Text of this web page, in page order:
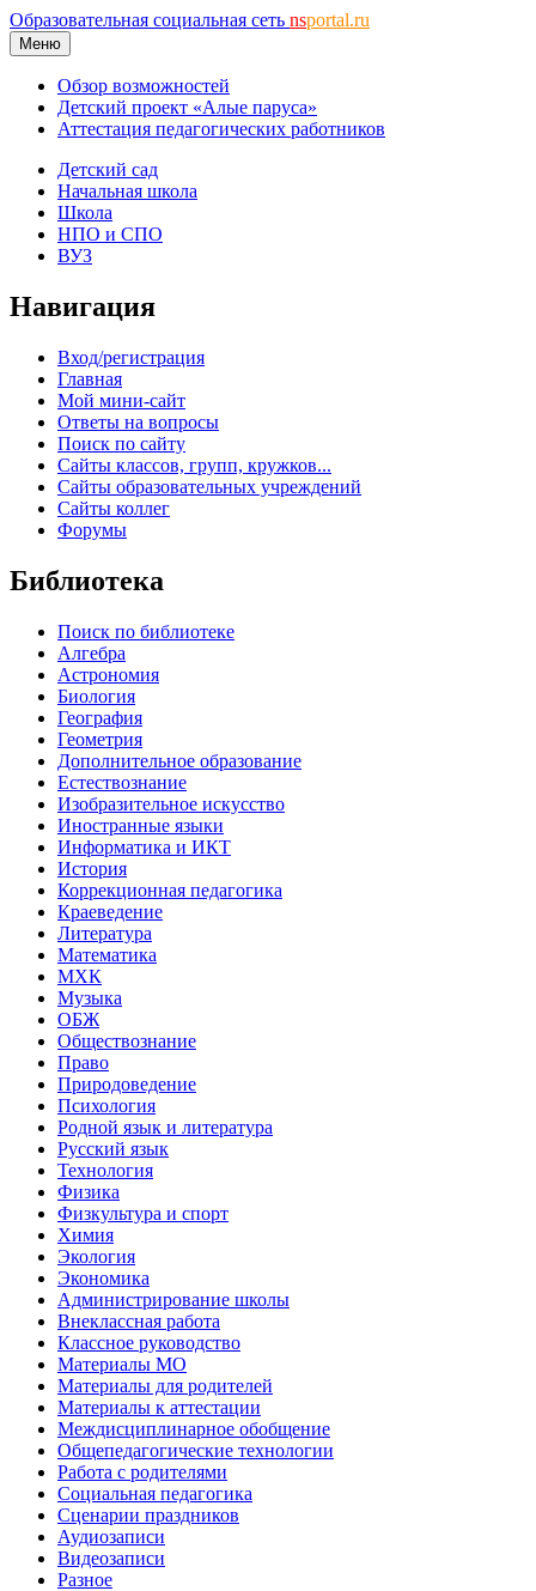
Образовательная социальная сеть nsportal.ru
Меню
Обзор возможностей
Детский проект «Алые паруса»
Аттестация педагогических работников
Детский сад
Начальная школа
Школа
НПО и СПО
ВУЗ
Навигация
Вход/регистрация
Главная
Мой мини-сайт
Ответы на вопросы
Поиск по сайту
Сайты классов, групп, кружков...
Сайты образовательных учреждений
Сайты коллег
Форумы
Библиотека
Поиск по библиотеке
Алгебра
Астрономия
Биология
География
Геометрия
Дополнительное образование
Естествознание
Изобразительное искусство
Иностранные языки
Информатика и ИКТ
История
Коррекционная педагогика
Краеведение
Литература
Математика
МХК
Музыка
ОБЖ
Обществознание
Право
Природоведение
Психология
Родной язык и литература
Русский язык
Технология
Физика
Физкультура и спорт
Химия
Экология
Экономика
Администрирование школы
Внеклассная работа
Классное руководство
Материалы МО
Материалы для родителей
Материалы к аттестации
Междисциплинарное обобщение
Общепедагогические технологии
Работа с родителями
Социальная педагогика
Сценарии праздников
Аудиозаписи
Видеозаписи
Разное